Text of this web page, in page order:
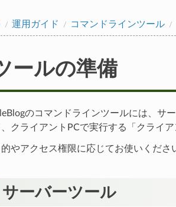
運用ガイド コマンドラインツール
ールの準備
のコマンドラインツールには、サ
、クライアントPCで実行する「クライ
的やアクセス権限に応じてお使いくださ
サーバーツール